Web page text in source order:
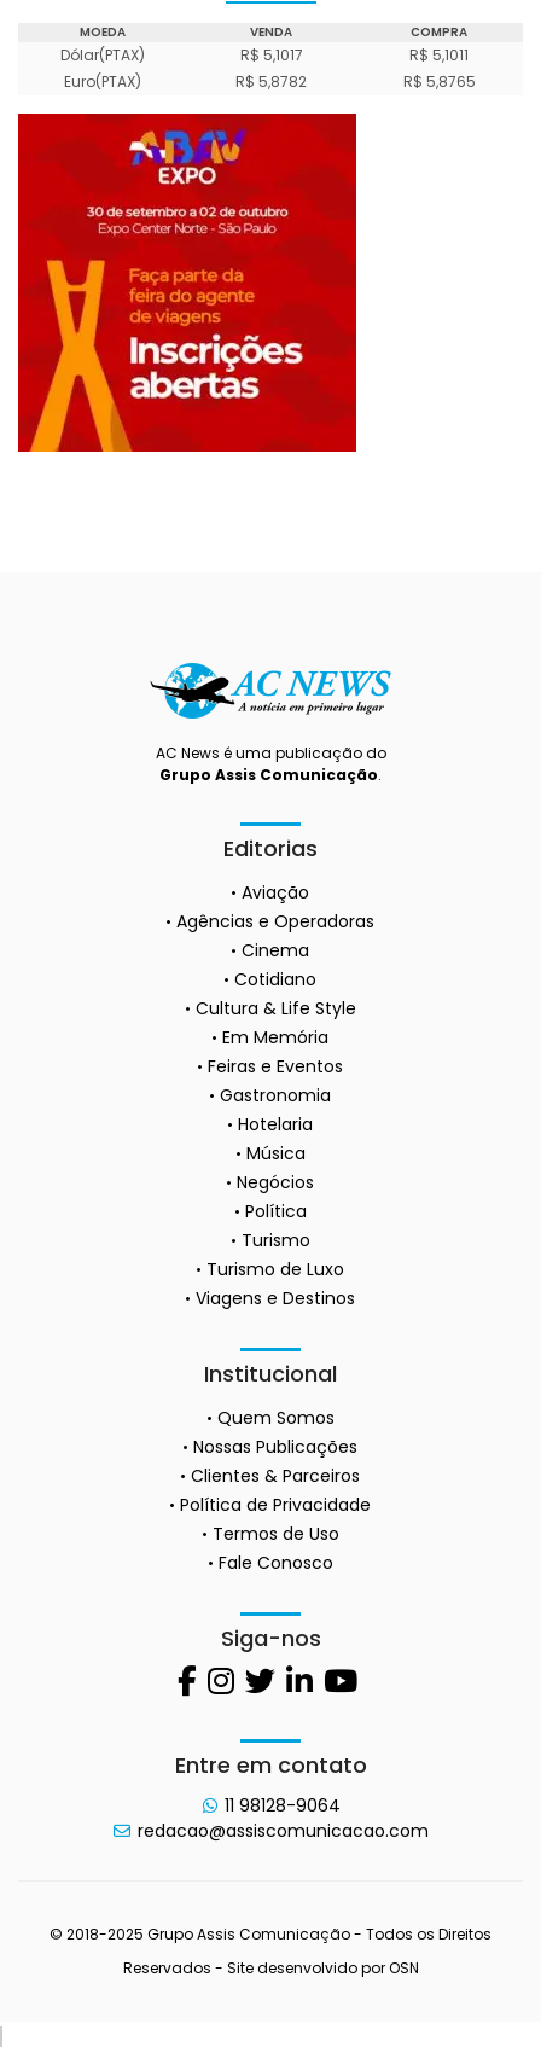
MOEDA VENDA COMPRA
Dólar(PTAX) R$ 5,1017
R$ 5,1011
Euro(PTAX)
R$ 5,8782 R$ 5,8765
AC News é uma publicação do
Grupo Assis Comunicação.
Editorias
Aviação
Agências e Operadoras
Cinema
Cotidiano
Cultura & Life Style
Em Memória
Feiras e Eventos
Gastronomia
Hotelaria
Música
Negócios
Política
Turismo
Turismo de Luxo
Viagens e Destinos
Institucional
Quem Somos
Nossas Publicações
Clientes & Parceiros
Política de Privacidade
Termos de Uso
Fale Conosco
Siga-nos
Entre em contato
11 98128-9064
redacao@assiscomunicacao.com
© 2018-2025 Grupo Assis Comunicação - Todos os Direitos
Reservados - Site desenvolvido porOSN